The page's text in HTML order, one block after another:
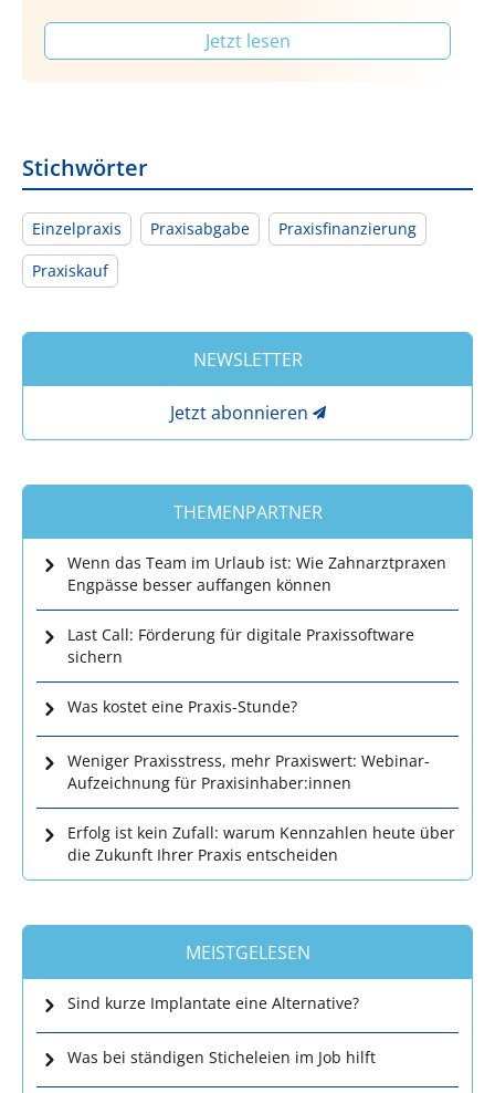
Jetzt lesen
Stichwörter
Einzelpraxis Praxisabgabe
Praxisfinanzierung
Praxiskauf
NEWSLETTER
Jetzt abonnieren
THEMENPARTNER
Wenn das Team im Urlaub ist: Wie Zahnarztpraxen
Engpässe besser auffangen können
Last Call: Förderung für digitale Praxissoftware
sichern
Was kostet eine Praxis-Stunde?
Weniger Praxisstress, mehr Praxiswert: Webinar-
Aufzeichnung für Praxisinhaber:innen
Erfolg ist kein Zufall: warum Kennzahlen heute über
die Zukunft Ihrer Praxis entscheiden
MEISTGELESEN
Sind kurze Implantate eine Alternative?
Was bei ständigen Sticheleien im Job hilft